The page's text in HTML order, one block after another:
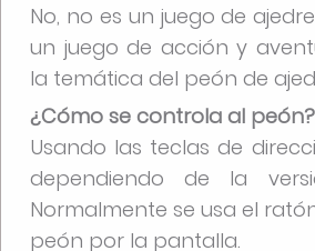
No, no es un juego de
un juego de acción y
la temática del peón de
¿Cómo se controla al peón?
Usando las teclas de
dependiendo de la
Normalmente se usa el
peón por la pantalla.